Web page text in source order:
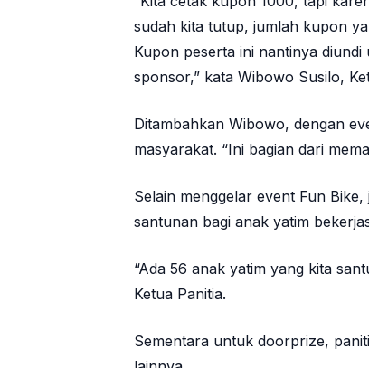
sudah kita tutup, jumlah kupon
Kupon peserta ini nantinya
sponsor,” kata Wibowo Susilo,
Ditambahkan Wibowo, dengan
masyarakat. “Ini bagian dari
Selain menggelar event Fun
santunan bagi anak yatim
“Ada 56 anak yatim yang kita
Ketua Panitia.
Sementara untuk doorprize,